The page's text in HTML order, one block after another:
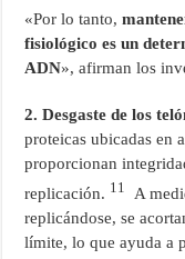
«Por lo tanto,
fisiológico es un
ADN», afirman los
2. Desgaste de los
proteicas ubicadas en
proporcionan
replicación. 11
A
replicándose, se
límite, lo que ayuda a